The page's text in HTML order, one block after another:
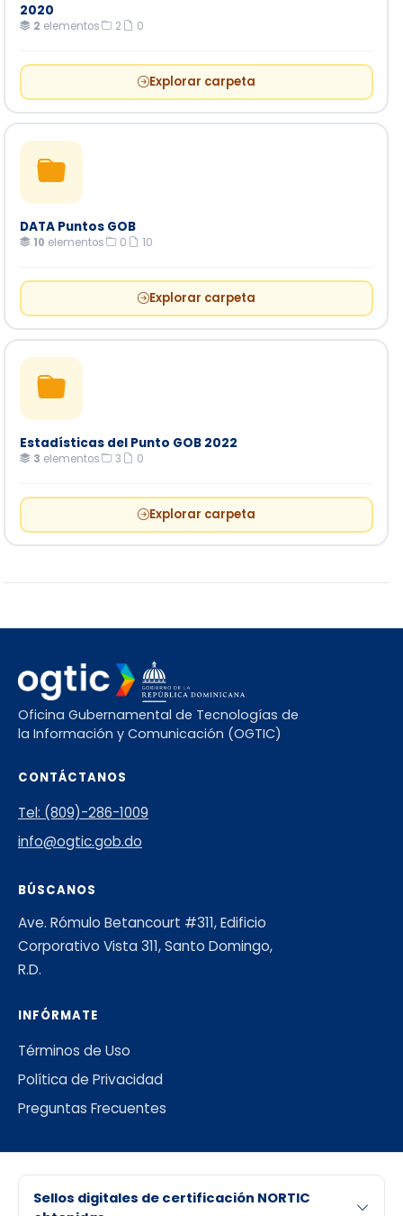
2020
2 elementos 2 0
Explorar carpeta
DATA Puntos GOB
10 elementos 0 10
Explorar carpeta
Estadísticas del Punto GOB 2022
3 elementos 3 0
Explorar carpeta
Oficina Gubernamental de Tecnologías de
la Información y Comunicación (OGTIC)
CONTÁCTANOS
Tel: (809)-286-1009
info@ogtic.gob.do
BÚSCANOS
Ave. Rómulo Betancourt #311, Edificio
Corporativo Vista 311, Santo Domingo,
R.D.
INFÓRMATE
Términos de Uso
Política de Privacidad
Preguntas Frecuentes
Sellos digitales de certificación NORTIC